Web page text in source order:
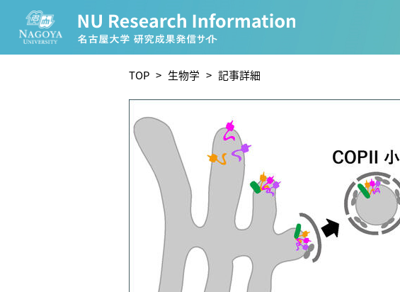
CATEGORY
環境学 生物学 社会科学
化学
医学系研究科 (175)
宙地球環境研究所 (63)
未来材料・システム研究所 (60)
環境医学研究所 (23) 進化 (23)
TOP > 生物学 > 記事詳細